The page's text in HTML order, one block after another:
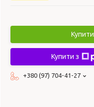
Купити
Купити з
+380 (97) 704-41-27